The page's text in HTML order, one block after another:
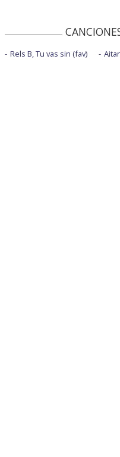
Rels B, Tu vas sin (fav)